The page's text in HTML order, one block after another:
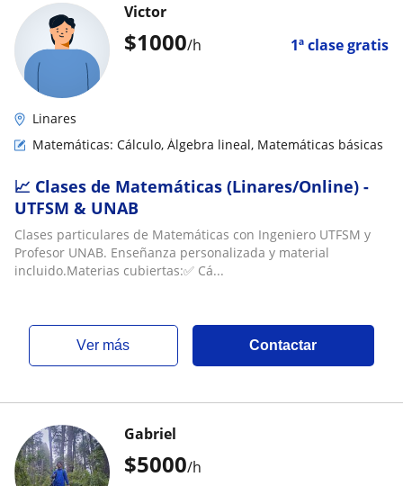
$1000/h 1ª clase gratis
Victor
Linares
Matemáticas: Cálculo, Álgebra lineal, Matemáticas básicas
📈 Clases de Matemáticas (Linares/Online) -
UTFSM & UNAB
Clases particulares de Matemáticas con Ingeniero UTFSM y
Profesor UNAB. Enseñanza personalizada y material
incluido.Materias cubiertas:✅ Cá...
ver más Contactar
$5000/h
Gabriel